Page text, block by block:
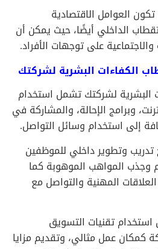
العوامل الاقتصادية
الداخلي أيضًا، حيث يمكن أن
على توجهات الأفراد.
البشرية لشركتك
لشركتك تشمل استخدام
وبرامج الإحالة، والمشاركة في
إلى استخدام وسائل التواصل.
وتطوير داخلي للموظفين
المواهب الموهوبة كما
المهنية والتواصل مع
تقنيات التسويق
عمل مثالي، وتقديم مزايا